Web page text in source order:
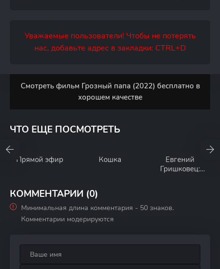
Уважаемые пользователи! Чтобы не потерять
нас, добавьте адрес в закладки: CTRL+D
Смотреть фильм Грозный папа (2022) бесплатно в
хорошем качестве
ЧТО ЕЩЕ ПОСМОТРЕТЬ
Прямой эфир Кошка
Евгений
Гришковец:
КОММЕНТАРИИ (0)
Минимальная длина комментария - 50 знаков.
Комментарии модерируются